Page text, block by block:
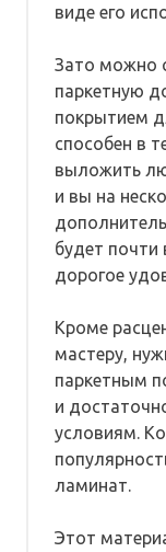
виде его
Зато можно
паркетную
покрытием
способен в
выложить
и вы на
будет
дорогое
Кроме
мастеру,
паркетным
и
условиям.
ламинат.
Этот